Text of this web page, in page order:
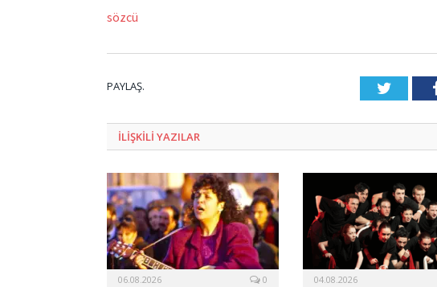
sözcü
PAYLAŞ.
ILIŞKILI YAZILAR
06.08.2026 0 04.08.2026